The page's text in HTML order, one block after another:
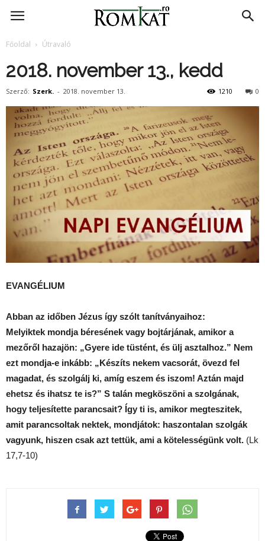
RomKat.ro
Főoldal Útravaló
2018. november 13., kedd
Szerző: Szerk. - 2018. november 13. 0
1210
EVANGÉLIUM
Abban az időben Jézus így szólt tanítványaihoz:
Melyiktek mondja béresének vagy bojtárjának, amikor a
mezőről hazajön: „Gyere ide tüstént, és ülj asztalhoz.” Nem
ezt mondja-e inkább: „Készíts nekem vacsorát, övezd fel
magadat, és szolgálj ki, amíg eszem és iszom! Aztán majd
ehetsz és ihatsz te is?” S talán megköszöni a szolgának,
hogy teljesítette parancsait? Így ti is, amikor megteszitek,
amit parancsoltak nektek, mondjátok: haszontalan szolgák
vagyunk, hiszen csak azt tettük, ami a kötelességünk volt. (Lk
17,7-10)